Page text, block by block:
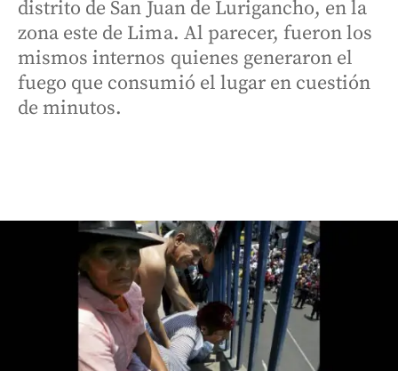
distrito de San Juan de Lurigancho, en la
zona este de Lima. Al parecer, fueron los
mismos internos quienes generaron el
fuego que consumió el lugar en cuestión
de minutos.